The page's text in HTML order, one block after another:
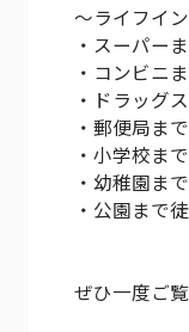
～ライフイ
・スーパー
・コンビニ
・ドラッグ
・郵便局ま
・小学校ま
・幼稚園ま
・公園まで
ぜひ一度ご